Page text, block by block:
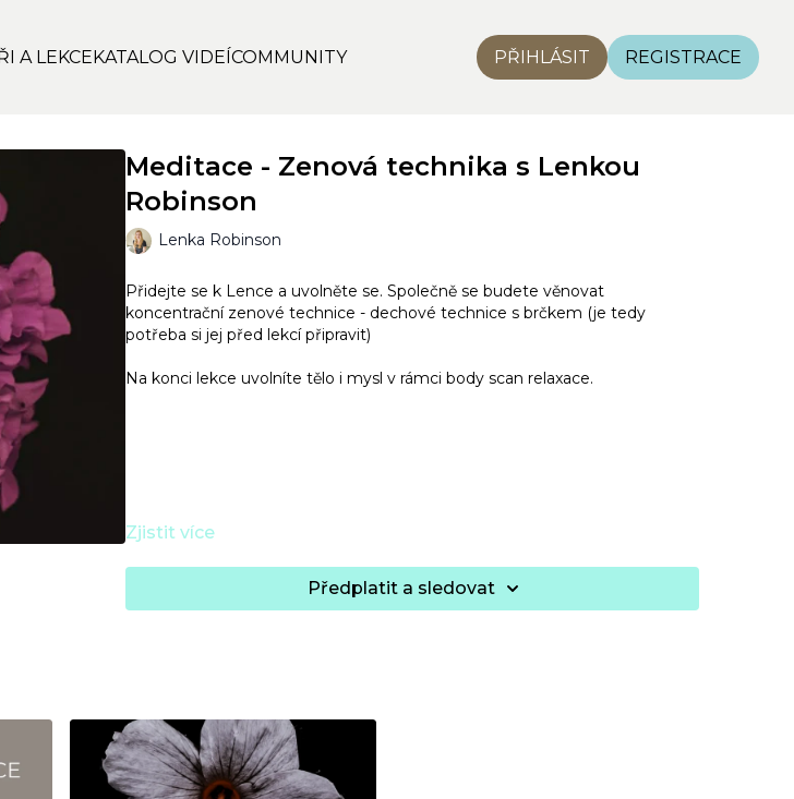
A LEKCEKATALOG VIDEÍCOMMUNITY PŘIHLÁSIT REGISTRACE
Meditace - Zenová technika s Lenkou
Robinson
Lenka Robinson
Přidejte se k Lence a uvolněte se. Společně se budete věnovat
koncentrační zenové technice - dechové technice s brčkem (je tedy
potřeba si jej před lekcí připravit)
Na konci lekce uvolníte tělo i mysl v rámci body scan relaxace.
Zjistit více
Předplatit a sledovat